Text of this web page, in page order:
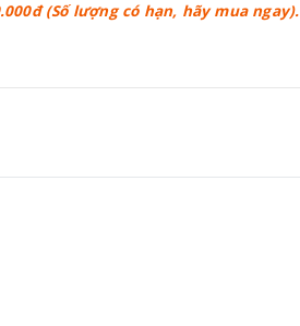
(Số lượng có hạn, hãy mua ngay).